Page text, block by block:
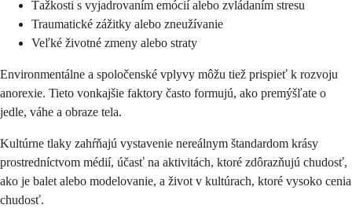
Ťažkosti s vyjadrovaním emócií alebo zvládaním stresu
Traumatické zážitky alebo zneužívanie
Veľké životné zmeny alebo straty
Environmentálne a spoločenské vplyvy môžu tiež prispieť k rozvoju
anorexie. Tieto vonkajšie faktory často formujú, ako premýšľate o
jedle, váhe a obraze tela.
Kultúrne tlaky zahŕňajú vystavenie nereálnym štandardom krásy
prostredníctvom médií, účasť na aktivitách, ktoré zdôrazňujú chudosť,
ako je balet alebo modelovanie, a život v kultúrach, ktoré vysoko cenia
chudosť.